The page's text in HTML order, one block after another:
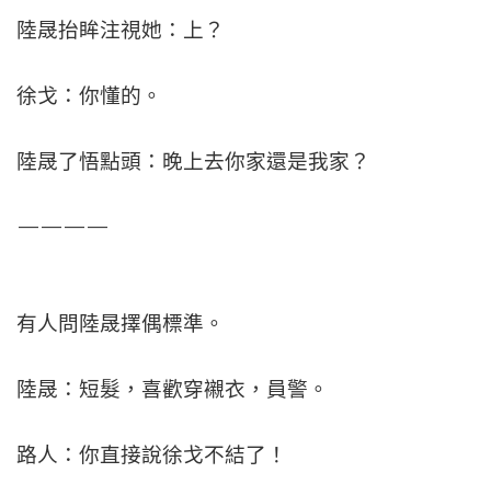
陸晟抬眸注視她：上？
徐戈：你懂的。
陸晟了悟點頭：晚上去你家還是我家？
————
有人問陸晟擇偶標準。
陸晟：短髮，喜歡穿襯衣，員警。
路人：你直接說徐戈不結了！